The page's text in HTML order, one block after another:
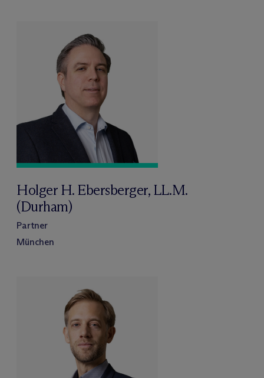
Holger H. Ebersberger, LL.M.
(Durham)
Partner
München